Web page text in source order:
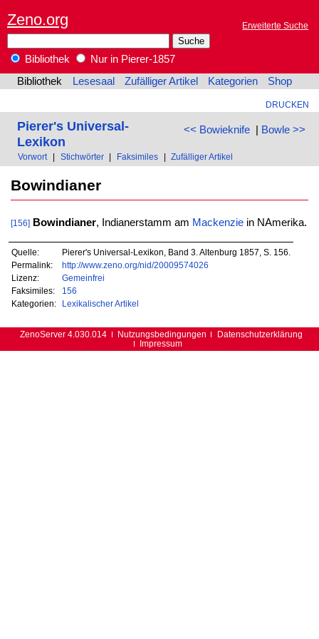
Zeno.org Erweiterte Suche
Bibliothek
Nur in Pierer-1857
Bibliothek
Lesesaal Zufälliger Artikel Kategorien Shop
DRUCKEN
<< Bowieknife| Bowle >>
Pierer's Universal-
Lexikon
Vorwort Stichwörter Faksimiles Zufälliger Artikel
Bowindianer
[156] Bowindianer, Indianerstamm am Mackenziein NAmerika.
Quelle:
Pierer's Universal-Lexikon, Band 3. Altenburg 1857, S. 156.
Permalink:
http://www.zeno.org/nid/20009574026
Lizenz:
Gemeinfrei
Faksimiles:
156
Kategorien:
Lexikalischer Artikel
ZenoServer 4.030.014 Nutzungsbedingungen
Datenschutzerklärung
Impressum